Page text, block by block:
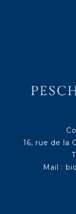
16, rue de la
Mail :